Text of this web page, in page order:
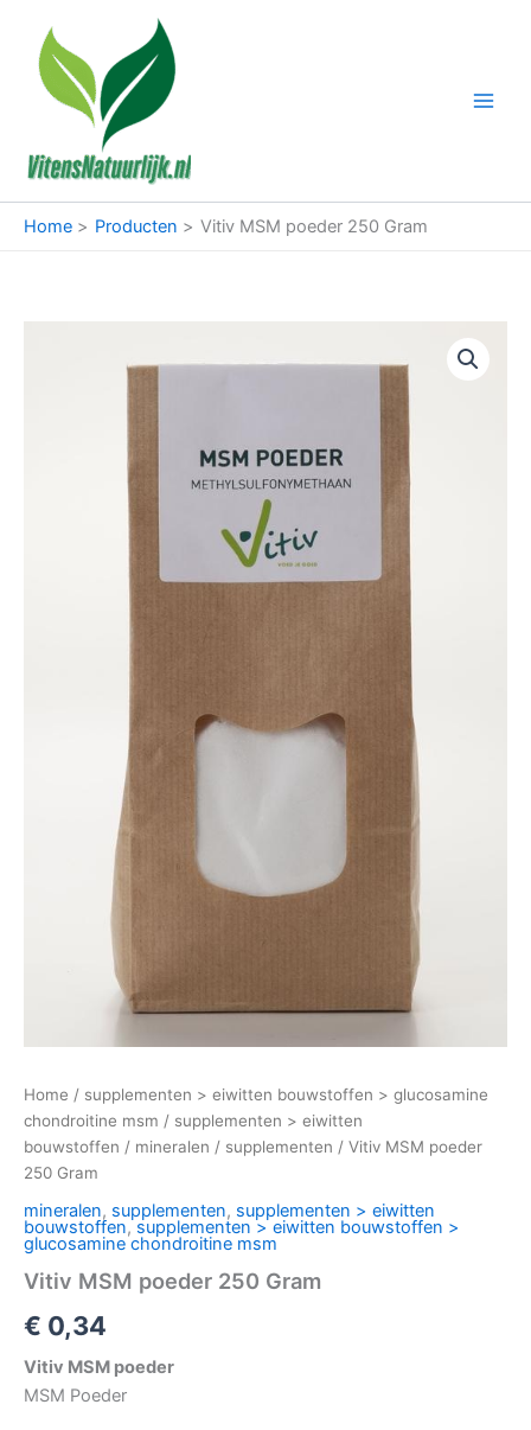
inhoud
Home Producten Vitiv MSM poeder 250 Gram
Home / supplementen > eiwitten bouwstoffen > glucosamine
chondroitine msm / supplementen > eiwitten
bouwstoffen / mineralen / supplementen / Vitiv MSM poeder
250 Gram
mineralen, supplementen, supplementen > eiwitten
bouwstoffen,supplementen > eiwitten bouwstoffen >
glucosamine chondroitine msm
Vitiv MSM poeder 250 Gram
€ 0,34
Vitiv MSM poeder
MSM Poeder